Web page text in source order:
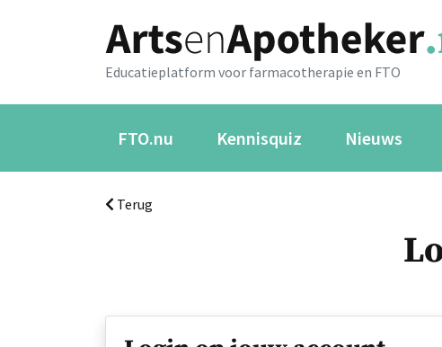
Educatieplatform voor farmacotherapie en FTO
FTO.nu Kennisquiz Nieuws
Terug